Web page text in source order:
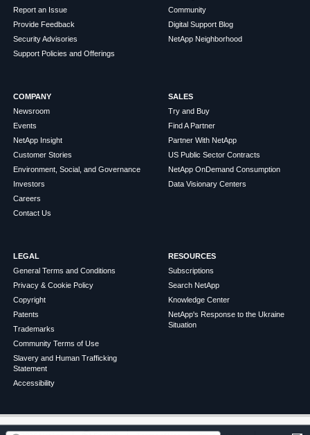
Report an Issue
Provide Feedback
Security Advisories
Support Policies and Offerings
Community
Digital Support Blog
NetApp Neighborhood
COMPANY
Newsroom
Events
NetApp Insight
Customer Stories
Environment, Social, and Governance
Investors
Careers
Contact Us
SALES
Try and Buy
Find A Partner
Partner With NetApp
US Public Sector Contracts
NetApp OnDemand Consumption
Data Visionary Centers
LEGAL
General Terms and Conditions
Privacy & Cookie Policy
Copyright
Patents
Trademarks
Community Terms of Use
Slavery and Human Trafficking
Statement
Accessibility
RESOURCES
Subscriptions
Search NetApp
Knowledge Center
NetApp's Response to the Ukraine
Situation